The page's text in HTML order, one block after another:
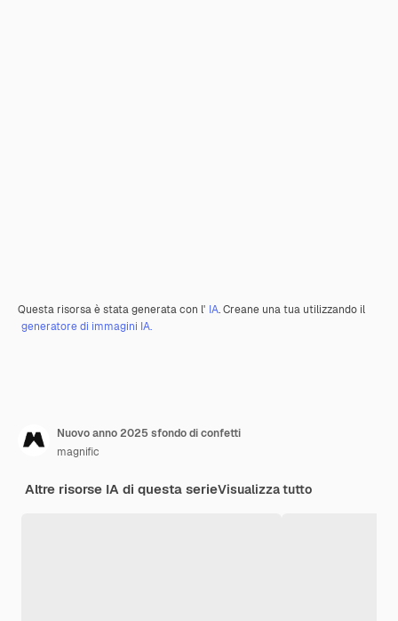
Questa risorsa è stata generata con l' IA. Creane una tua utilizzando il
generatore di immagini IA.
Nuovo anno 2025 sfondo di confetti
magnific
Altre risorse IA di questa serieVisualizza tutto